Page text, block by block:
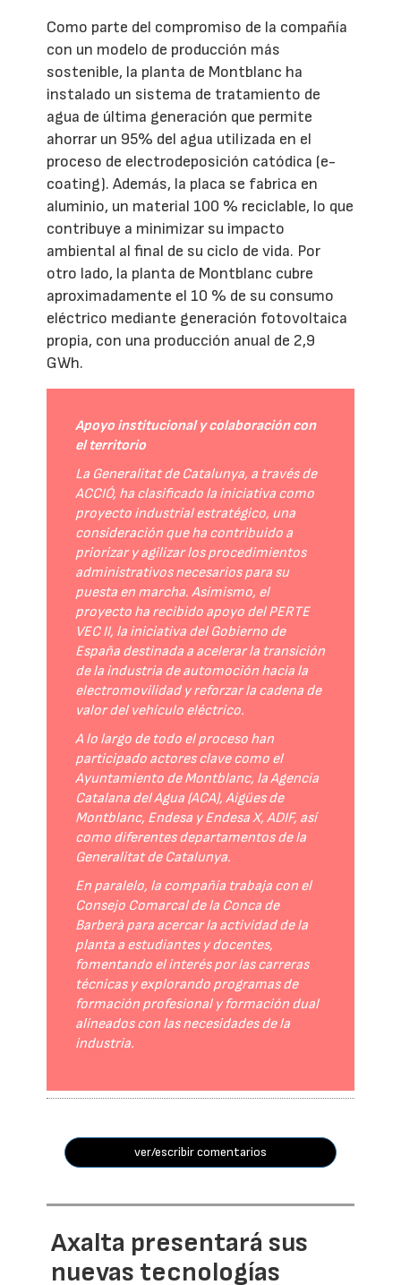
Como parte del compromiso de la compañía
con un modelo de producción más
sostenible, la planta de Montblanc ha
instalado un sistema de tratamiento de
agua de última generación que permite
ahorrar un 95% del agua utilizada en el
proceso de electrodeposición catódica (e-
coating). Además, la placa se fabrica en
aluminio, un material 100 % reciclable, lo que
contribuye a minimizar su impacto
ambiental al final de su ciclo de vida. Por
otro lado, la planta de Montblanc cubre
aproximadamente el 10 % de su consumo
eléctrico mediante generación fotovoltaica
propia, con una producción anual de 2,9
GWh.
Apoyo institucional y colaboración con
el territorio
La Generalitat de Catalunya, a través de
ACCIÓ, ha clasificado la iniciativa como
proyecto industrial estratégico, una
consideración que ha contribuido a
priorizar y agilizar los procedimientos
administrativos necesarios para su
puesta en marcha. Asimismo, el
proyecto ha recibido apoyo del PERTE
VEC II, la iniciativa del Gobierno de
España destinada a acelerar la transición
de la industria de automoción hacia la
electromovilidad y reforzar la cadena de
valor del vehículo eléctrico.
A lo largo de todo el proceso han
participado actores clave como el
Ayuntamiento de Montblanc, la Agencia
Catalana del Agua (ACA), Aigües de
Montblanc, Endesa y Endesa X, ADIF, así
como diferentes departamentos de la
Generalitat de Catalunya.
En paralelo, la compañía trabaja con el
Consejo Comarcal de la Conca de
Barberà para acercar la actividad de la
planta a estudiantes y docentes,
fomentando el interés por las carreras
técnicas y explorando programas de
formación profesional y formación dual
alineados con las necesidades de la
industria.
ver/escribir comentarios
Axalta presentará sus
nuevas tecnologías